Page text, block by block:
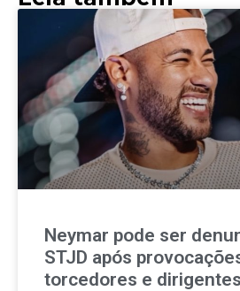
Neymar pode ser
STJD após
torcedores e